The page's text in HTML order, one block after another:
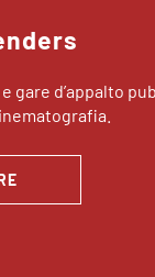
gare d’appalto